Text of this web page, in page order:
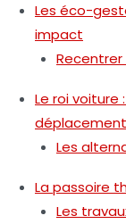
Les éco-
impact
Le roi
Les
La passoire
Les